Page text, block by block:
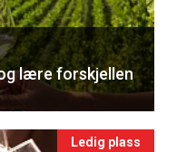
lære forskjellen
Ledig plass